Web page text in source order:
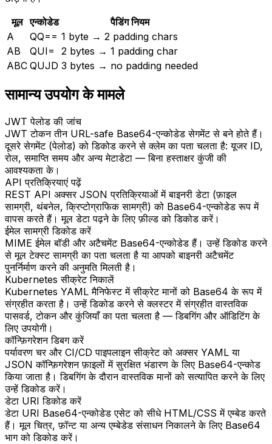
मूल एन्कोडेड
पैडिंग नियम
A
QQ== 1 byte → 2 padding chars
AB
QUI=
2 bytes → 1 padding char
ABC QUJD 3 bytes → no padding needed
सामान्य उपयोग के मामले
JWT पेलोड की जांच
JWT टोकन तीन URL-safe Base64-एन्कोडेड सेगमेंट से बने होते हैं।
दूसरे सेगमेंट (पेलोड) को डिकोड करने से क्लेम का पता चलता है: यूजर ID,
रोल, समाप्ति समय और अन्य मेटाडेटा — बिना हस्ताक्षर कुंजी की
आवश्यकता के।
API प्रतिक्रियाएं पढ़ें
REST API अक्सर JSON प्रतिक्रियाओं में बाइनरी डेटा (फ़ाइल
सामग्री, थंबनेल, क्रिप्टोग्राफिक सामग्री) को Base64-एन्कोडेड रूप में
वापस करते हैं। मूल डेटा पढ़ने के लिए फ़ील्ड को डिकोड करें।
ईमेल सामग्री डिकोड करें
MIME ईमेल बॉडी और अटैचमेंट Base64-एन्कोडेड हैं। उन्हें डिकोड करने
से मूल टेक्स्ट सामग्री का पता चलता है या आपको बाइनरी अटैचमेंट
पुनर्निर्माण करने की अनुमति मिलती है।
Kubernetes सीक्रेट निकालें
Kubernetes YAML मैनिफेस्ट में सीक्रेट मानों को Base64 के रूप में
संग्रहीत करता है। उन्हें डिकोड करने से क्लस्टर में संग्रहीत वास्तविक
पासवर्ड, टोकन और कुंजियाँ का पता चलता है — डिबगिंग और ऑडिटिंग के
लिए उपयोगी।
कॉन्फ़िगरेशन डिबग करें
पर्यावरण चर और CI/CD पाइपलाइन सीक्रेट को अक्सर YAML या
JSON कॉन्फ़िगरेशन फ़ाइलों में सुरक्षित भंडारण के लिए Base64-एन्कोड
किया जाता है। डिबगिंग के दौरान वास्तविक मानों को सत्यापित करने के लिए
उन्हें डिकोड करें।
डेटा URI डिकोड करें
डेटा URI Base64-एन्कोडेड एसेट को सीधे HTML/CSS में एम्बेड करते
हैं। मूल चित्र, फ़ॉन्ट या अन्य एम्बेडेड संसाधन निकालने के लिए Base64
भाग को डिकोड करें।